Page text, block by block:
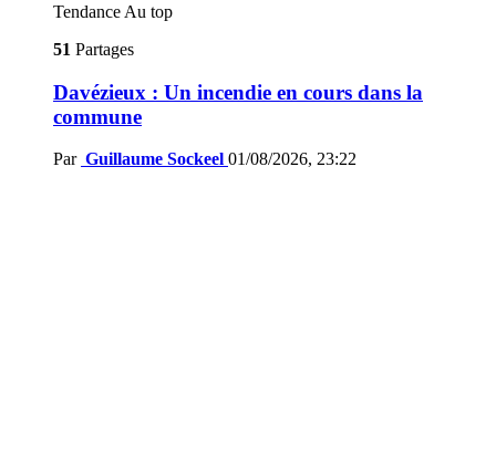
Tendance Au top
51 Partages
Davézieux : Un incendie en cours dans la
commune
Par Guillaume Sockeel 01/08/2026, 23:22